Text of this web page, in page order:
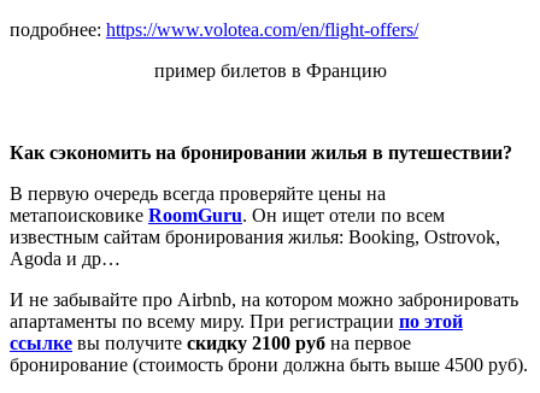
подробнее: https://www.volotea.com/en/flight-offers/
пример билетов в Францию
Как сэкономить на бронировании жилья в путешествии?
В первую очередь всегда проверяйте цены на
метапоисковике RoomGuru. Он ищет отели по всем
известным сайтам бронирования жилья: Booking, Ostrovok,
Agoda и др…
И не забывайте про Airbnb, на котором можно забронировать
апартаменты по всему миру. При регистрации по этой
ссылке вы получите скидку 2100 руб на первое
бронирование (стоимость брони должна быть выше 4500 руб).